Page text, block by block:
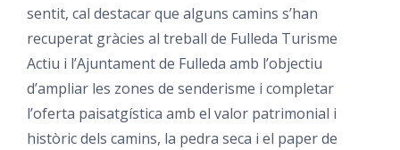
sentit, cal destacar que alguns camins s’han
recuperat gràcies al treball de Fulleda Turisme
Actiu i l’Ajuntament de Fulleda amb l’objectiu
d’ampliar les zones de senderisme i completar
l’oferta paisatgística amb el valor patrimonial i
històric dels camins, la pedra seca i el paper de